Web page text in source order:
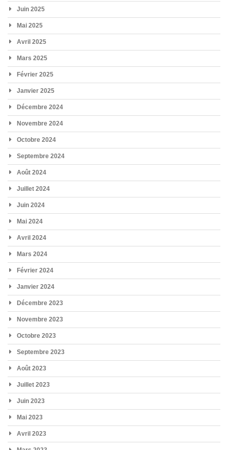
Juin 2025
Mai 2025
Avril 2025
Mars 2025
Février 2025
Janvier 2025
Décembre 2024
Novembre 2024
Octobre 2024
Septembre 2024
Août 2024
Juillet 2024
Juin 2024
Mai 2024
Avril 2024
Mars 2024
Février 2024
Janvier 2024
Décembre 2023
Novembre 2023
Octobre 2023
Septembre 2023
Août 2023
Juillet 2023
Juin 2023
Mai 2023
Avril 2023